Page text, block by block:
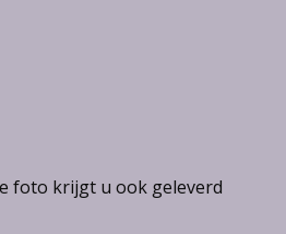
foto krijgt u ook geleverd